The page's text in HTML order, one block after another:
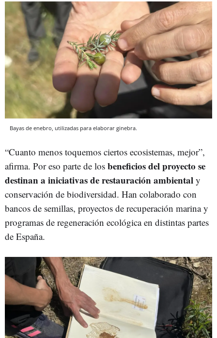
Bayas de enebro, utilizadas para elaborar ginebra.
“Cuanto menos toquemos ciertos ecosistemas, mejor”,
afirma. Por eso parte de los beneficios del proyecto se
destinan a iniciativas de restauración ambiental y
conservación de biodiversidad. Han colaborado con
bancos de semillas, proyectos de recuperación marina y
programas de regeneración ecológica en distintas partes
de España.